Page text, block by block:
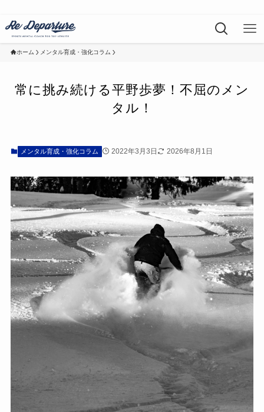
ホーム メンタル育成・強化コラム
常に挑み続ける平野歩夢！不屈のメン
タル！
メンタル育成・強化コラム 2022年3月3日 2026年8月1日